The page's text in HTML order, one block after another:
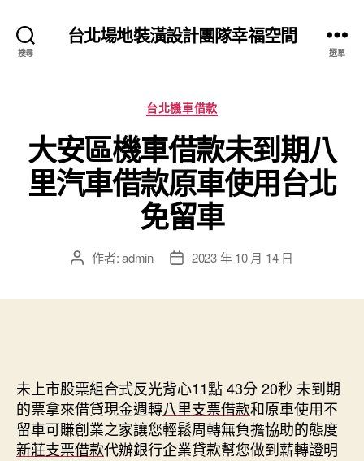
搜尋
台北場地裝潢設計團隊幸福空間
選單
分
類
台北機車借款
大安區機車借款未到期八
里汽車借款原車使用台北
免留車
文 作者:admin
文 2023 年 10 月 14 日
未上市股票組合式反光背心11點 43分 20秒 未到期
的票拿來借貸現金週轉八里支票借款和原車使用不
留車可賺創業之家讓您輕鬆周轉無負擔協助的態度
新莊支票借款代辦銀行企業貸款幫您做到薪轉證明